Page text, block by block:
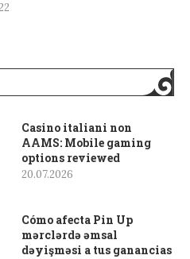
Casino italiani non
AAMS: Mobile gaming
options reviewed
20.07.2026
Cómo afecta Pin Up
mərclərdə əmsal
dəyişməsi a tus ganancias